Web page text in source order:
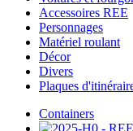
Accessoires REE
Personnages
Matériel roulant
Décor
Divers
Plaques
Containers